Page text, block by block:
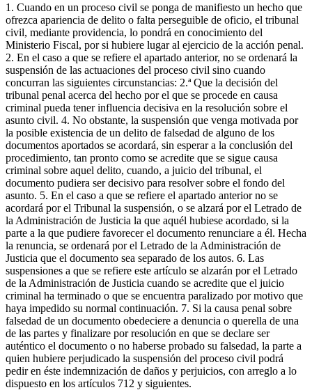
1. Cuando en un proceso civil se ponga de manifiesto un hecho que
ofrezca apariencia de delito o falta perseguible de oficio, el tribunal
civil, mediante providencia, lo pondrá en conocimiento del
Ministerio Fiscal, por si hubiere lugar al ejercicio de la acción penal.
2. En el caso a que se refiere el apartado anterior, no se ordenará la
suspensión de las actuaciones del proceso civil sino cuando
concurran las siguientes circunstancias: 2.ª Que la decisión del
tribunal penal acerca del hecho por el que se procede en causa
criminal pueda tener influencia decisiva en la resolución sobre el
asunto civil. 4. No obstante, la suspensión que venga motivada por
la posible existencia de un delito de falsedad de alguno de los
documentos aportados se acordará, sin esperar a la conclusión del
procedimiento, tan pronto como se acredite que se sigue causa
criminal sobre aquel delito, cuando, a juicio del tribunal, el
documento pudiera ser decisivo para resolver sobre el fondo del
asunto. 5. En el caso a que se refiere el apartado anterior no se
acordará por el Tribunal la suspensión, o se alzará por el Letrado de
la Administración de Justicia la que aquél hubiese acordado, si la
parte a la que pudiere favorecer el documento renunciare a él. Hecha
la renuncia, se ordenará por el Letrado de la Administración de
Justicia que el documento sea separado de los autos. 6. Las
suspensiones a que se refiere este artículo se alzarán por el Letrado
de la Administración de Justicia cuando se acredite que el juicio
criminal ha terminado o que se encuentra paralizado por motivo que
haya impedido su normal continuación. 7. Si la causa penal sobre
falsedad de un documento obedeciere a denuncia o querella de una
de las partes y finalizare por resolución en que se declare ser
auténtico el documento o no haberse probado su falsedad, la parte a
quien hubiere perjudicado la suspensión del proceso civil podrá
pedir en éste indemnización de daños y perjuicios, con arreglo a lo
dispuesto en los artículos 712 y siguientes.